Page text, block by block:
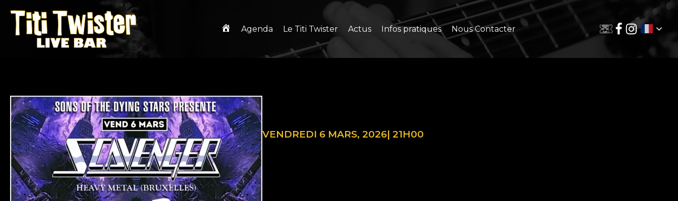
Agenda Le Titi Twister Actus Infos pratiques Nous Contacter
VENDREDI 6 MARS, 2026| 21H00